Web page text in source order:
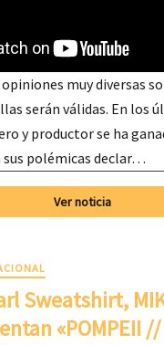
muy diversas
serán válidas. En los
y productor se ha
polémicas declar…
Ver noticia
Sweatshirt,
«POMPEII